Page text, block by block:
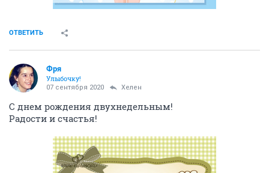
ОТВЕТИТЬ
Фря
Улыбочку!
07 сентября 2020 Хелен
С днем рождения двухнедельным!
Радости и счастья!